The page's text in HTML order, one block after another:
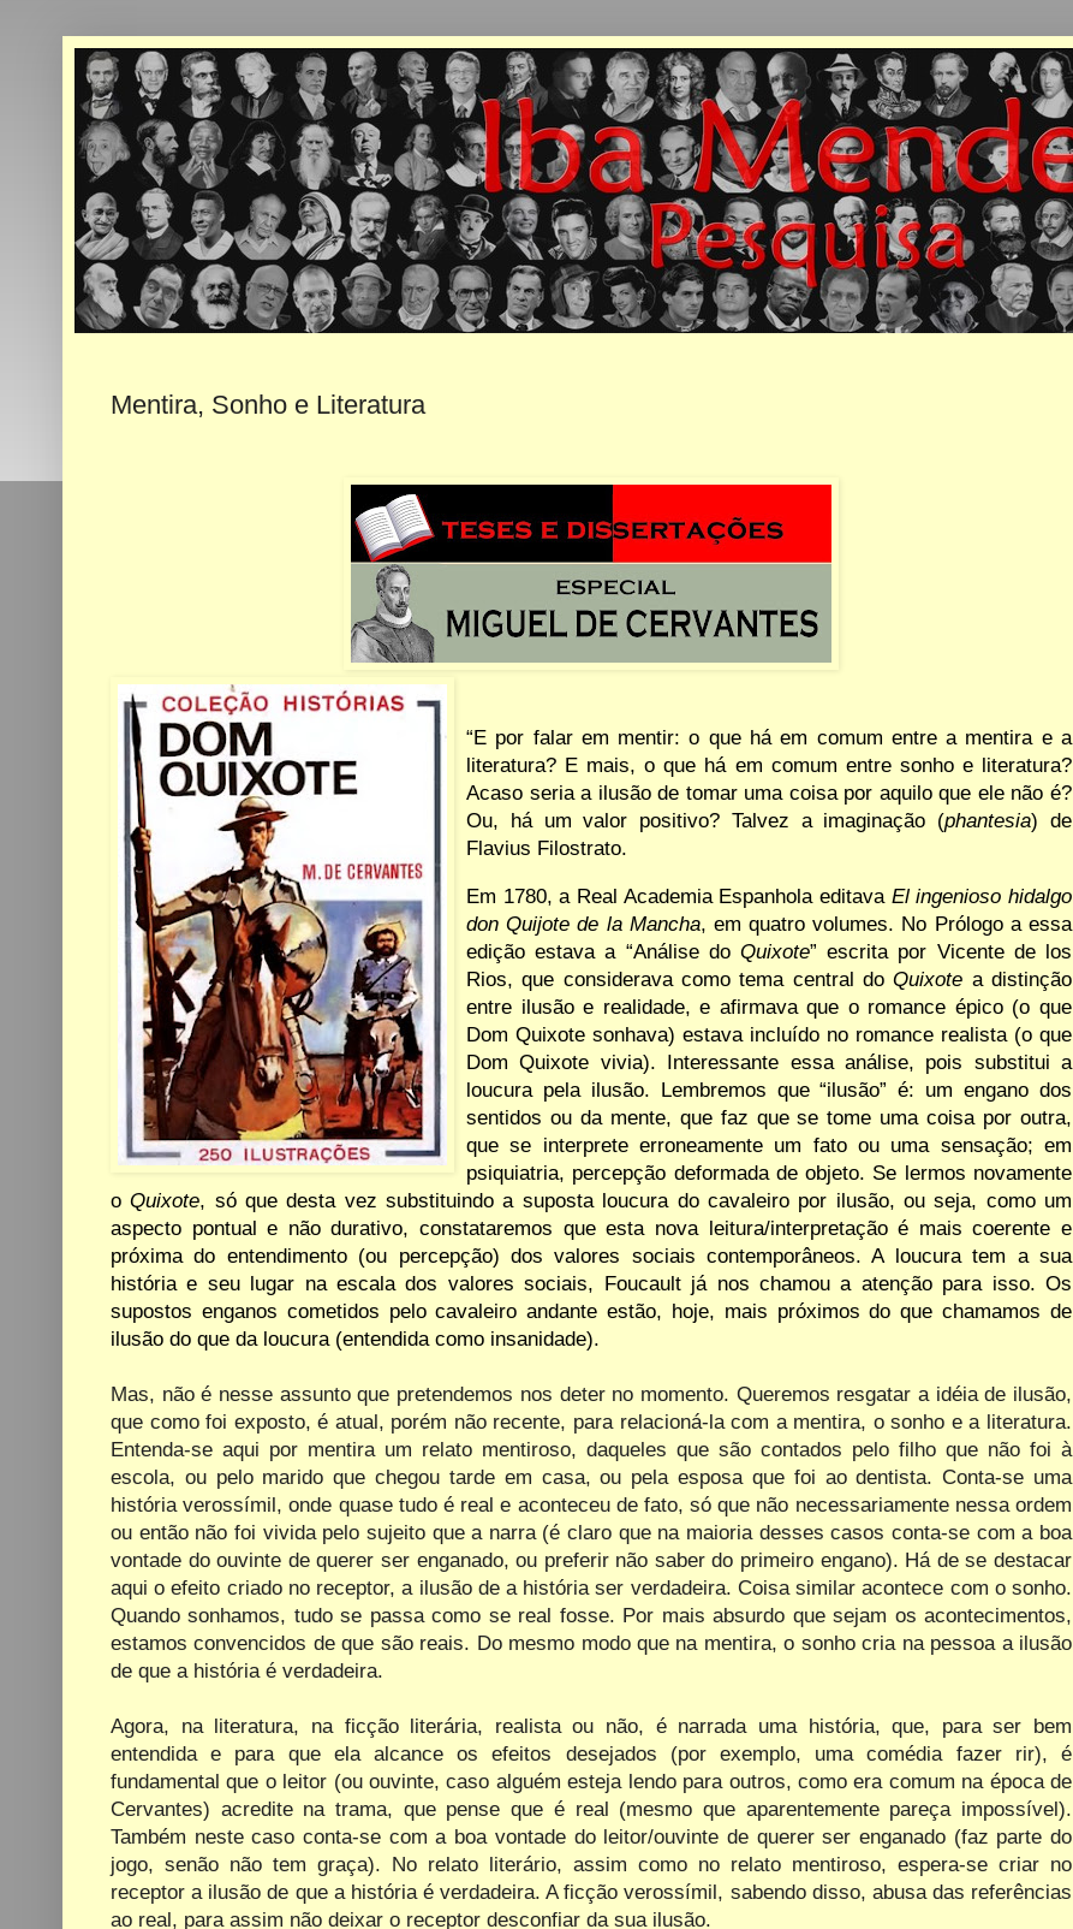
Mentira, Sonho e Literatura
“E por falar em mentir: o que há em comum entre a mentira e a
literatura? E mais, o que há em comum entre sonho e literatura?
Acaso seria a ilusão de tomar uma coisa por aquilo que ele não é?
Ou, há um valor positivo? Talvez a imaginação (phantesia) de
Flavius Filostrato.
Em 1780, a Real Academia Espanhola editava El ingenioso hidalgo
don Quijote de la Mancha, em quatro volumes. No Prólogo a essa
edição estava a “Análise do Quixote” escrita por Vicente de los
Rios, que considerava como tema central doQuixote a distinção
entre ilusão e realidade, e afirmava que o romance épico (o que
Dom Quixote sonhava) estava incluído no romance realista (o que
Dom Quixote vivia). Interessante essa análise, pois substitui a
loucura pela ilusão. Lembremos que “ilusão” é: um engano dos
sentidos ou da mente, que faz que se tome uma coisa por outra,
que se interprete erroneamente um fato ou uma sensação; em
psiquiatria, percepção deformada de objeto. Se lermos novamente
oQuixote, só que desta vez substituindo a suposta loucura do cavaleiro por ilusão, ou seja, como um
aspecto pontual e não durativo, constataremos que esta nova leitura/interpretação é mais coerente e
próxima do entendimento (ou percepção) dos valores sociais contemporâneos.A loucura tem a sua
história e seu lugar na escala dos valores sociais, Foucault já nos chamou a atenção para isso. Os
supostos enganos cometidos pelo cavaleiro andante estão, hoje, mais próximos do que chamamos de
ilusão do que da loucura (entendida como insanidade).
Mas, não é nesse assunto que pretendemos nos deter no momento. Queremos resgatar a idéia de ilusão,
que como foi exposto, é atual, porém não recente, para relacioná-la com a mentira, o sonho e a literatura.
Entenda-se aqui por mentira um relato mentiroso, daqueles que são contados pelo filho que não foi à
escola, ou pelo marido que chegou tarde em casa, ou pela esposa que foi ao dentista. Conta-se uma
história verossímil, onde quase tudo é real e aconteceu de fato, só que não necessariamente nessa ordem
ou então não foi vivida pelo sujeito que a narra (é claro que na maioria desses casos conta-se com a boa
vontade do ouvinte de querer ser enganado, ou preferir não saber do primeiro engano). Há de se destacar
aqui o efeito criado no receptor, a ilusão de a história ser verdadeira. Coisa similar acontece com o sonho.
Quando sonhamos, tudo se passa como se real fosse. Por mais absurdo que sejam os acontecimentos,
estamos convencidos de que são reais. Do mesmo modo que na mentira, o sonho cria na pessoa a ilusão
de que a história é verdadeira.
Agora, na literatura, na ficção literária, realista ou não, é narrada uma história, que, para ser bem
entendida e para que ela alcance os efeitos desejados (por exemplo, umacomédia fazer rir), é
fundamental que o leitor (ou ouvinte, caso alguém esteja lendo para outros, como era comum na época de
Cervantes) acredite na trama, que pense que é real (mesmo que aparentemente pareça impossível).
Também neste caso conta-se com a boa vontade do leitor/ouvinte de querer ser enganado (faz parte do
jogo, senão não tem graça). No relato literário, assim como no relato mentiroso, espera-se criar no
receptor a ilusão de que a história é verdadeira. A ficção verossímil, sabendo disso, abusa das referências
ao real, para assim não deixar o receptor desconfiar da sua ilusão.